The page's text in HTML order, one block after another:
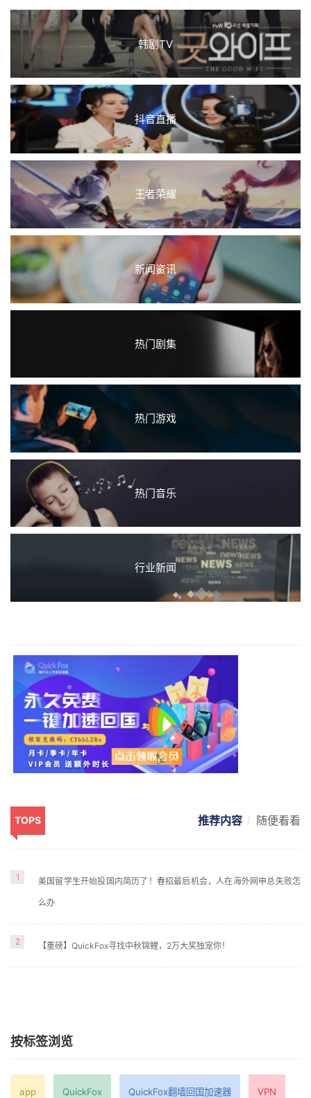
韩剧TV
抖音直播
王者荣耀
新闻资讯
热门剧集
热门游戏
热门音乐
行业新闻
TOPS 推荐内容 随便看看
1 美国留学生开始投国内简历了！春招最后机会，人在海外网申总失败怎
么办
2 【重磅】QuickFox寻找中秋锦鲤，2万大奖独宠你！
按标签浏览
app QuickFox QuickFox翻墙回国加速器 VPN